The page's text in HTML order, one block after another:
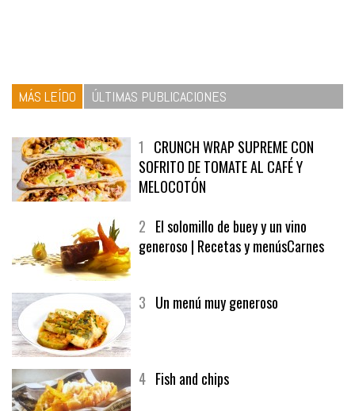
1CRUNCH WRAP SUPREME CON
SOFRITO DE TOMATE AL CAFÉ Y
MELOCOTÓN
2El solomillo de buey y un vino